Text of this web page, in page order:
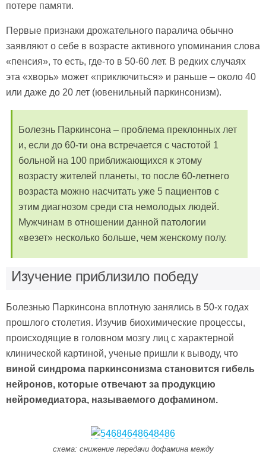
потере памяти.
Первые признаки дрожательного паралича обычно
заявляют о себе в возрасте активного упоминания слова
«пенсия», то есть, где-то в 50-60 лет. В редких случаях
эта «хворь» может «приключиться» и раньше – около 40
или даже до 20 лет (ювенильный паркинсонизм).
Болезнь Паркинсона – проблема преклонных лет
и, если до 60-ти она встречается с частотой 1
больной на 100 приближающихся к этому
возрасту жителей планеты, то после 60-летнего
возраста можно насчитать уже 5 пациентов с
этим диагнозом среди ста немолодых людей.
Мужчинам в отношении данной патологии
«везет» несколько больше, чем женскому полу.
Изучение приблизило победу
Болезнью Паркинсона вплотную занялись в 50-х годах
прошлого столетия. Изучив биохимические процессы,
происходящие в головном мозгу лиц с характерной
клинической картиной, ученые пришли к выводу, что
виной синдрома паркинсонизма становится гибель
нейронов, которые отвечают за продукцию
нейромедиатора, называемого дофамином.
схема: снижение передачи дофамина между